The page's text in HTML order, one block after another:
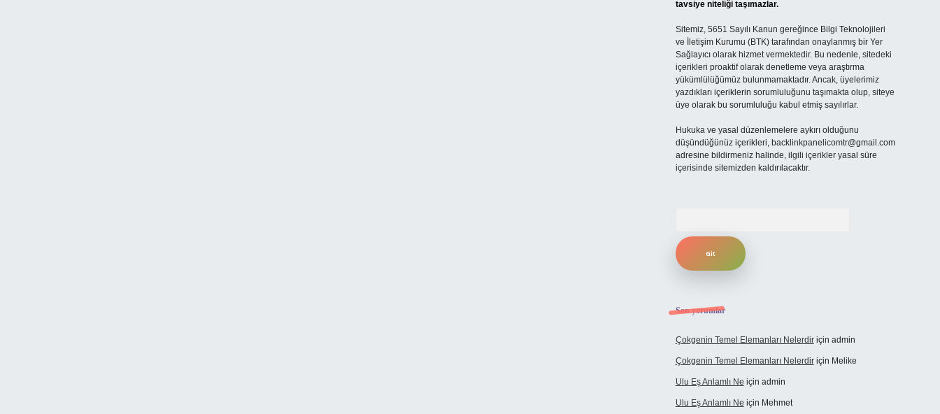
tavsiye niteliği taşımazlar.
Sitemiz, 5651 Sayılı Kanun gereğince Bilgi Teknolojileri
ve İletişim Kurumu (BTK) tarafından onaylanmış bir Yer
Sağlayıcı olarak hizmet vermektedir. Bu nedenle, sitedeki
içerikleri proaktif olarak denetleme veya araştırma
yükümlülüğümüz bulunmamaktadır. Ancak, üyelerimiz
yazdıkları içeriklerin sorumluluğunu taşımakta olup, siteye
üye olarak bu sorumluluğu kabul etmiş sayılırlar.
Hukuka ve yasal düzenlemelere aykırı olduğunu
düşündüğünüz içerikleri, backlinkpanelicomtr@gmail.com
adresine bildirmeniz halinde, ilgili içerikler yasal süre
içerisinde sitemizden kaldırılacaktır.
Son yorumlar
Çokgenin Temel Elemanları Nelerdiriçin admin
Çokgenin Temel Elemanları Nelerdiriçin Melike
Ulu Eş Anlamlı Ne için admin
Ulu Eş Anlamlı Ne için Mehmet